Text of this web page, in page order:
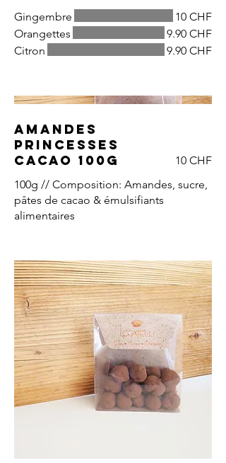
Gingembre
10 CHF
Orangettes
9.90 CHF
Citron
9.90 CHF
Amandes
Princesses
cacao 100g
100g // Composition: Amandes, sucre,
pâtes de cacao & émulsifiants
alimentaires
10 CHF